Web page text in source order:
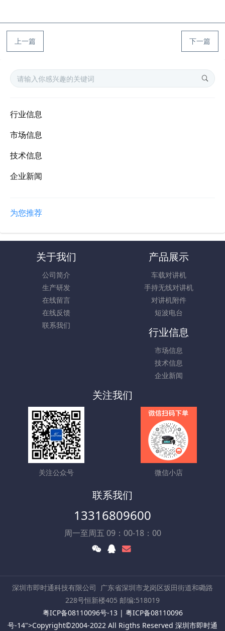
上一篇 下一篇
行业信息
市场信息
技术信息
企业新闻
为您推荐
关于我们
公司简介
生产研发
在线留言
在线反馈
联系我们
产品展示
车载对讲机
手持无线对讲机
对讲机附件
短波电台
行业信息
市场信息
技术信息
企业新闻
关注我们
关注公众号 微信小店
联系我们
13316809600
周一至周五 09：00-18：00
深圳市即时通科技有限公司 广东省深圳市龙岗区坂田街道和磡路
228号恒新楼405 邮编:518019
粤ICP备08110096号-13| 粤ICP备08110096
号-14">Copyright©2004-2022 All Rigths Reserved 深圳市即时通